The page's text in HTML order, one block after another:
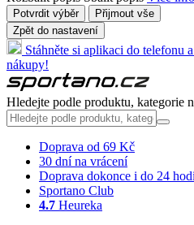
Potvrdit výběr
Přijmout vše
Zpět do nastavení
Stáhněte si aplikaci do telefonu
nákupy!
Hledejte podle produktu, kategorie
Doprava od 69 Kč
30 dní na vrácení
Doprava dokonce i do 24
Sportano Club
4.7 Heureka